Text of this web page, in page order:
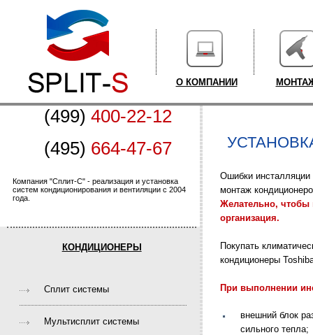
О КОМПАНИИ
(499) 400-22-12
(495) 664-47-67
Компания "Сплит-С" - реализация и установка
систем кондиционирования и вентиляции с 2004
года.
КОНДИЦИОНЕРЫ
Cплит системы
Мультисплит системы
Ошибки инсталляции
монтаж
Желательно, чтобы
организация.
Покупать
кондиционеры
При выполнении
внешний блок
сильного тепла;